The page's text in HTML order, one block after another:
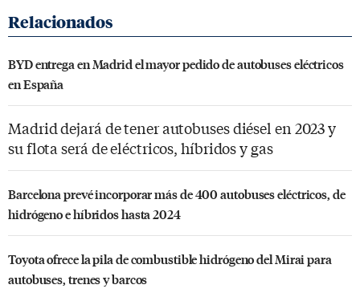
BYD entrega en Madrid el mayor pedido de autobuses eléctricos
en España
Madrid dejará de tener autobuses diésel en 2023 y
su flota será de eléctricos, híbridos y gas
Barcelona prevé incorporar más de 400 autobuses eléctricos, de
hidrógeno e híbridos hasta 2024
Toyota ofrece la pila de combustible hidrógeno del Mirai para
autobuses, trenes y barcos